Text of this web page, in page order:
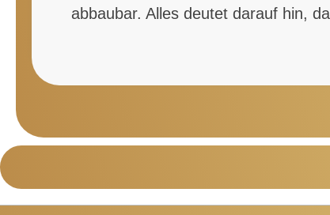
abbaubar. Alles deutet darauf hin,